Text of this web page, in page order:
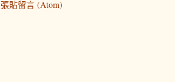
張貼留言 (Atom)